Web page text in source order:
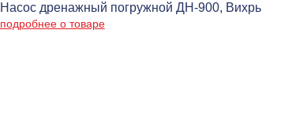
Насос дренажный погружной ДН-900, Вихрь
подробнее о товаре